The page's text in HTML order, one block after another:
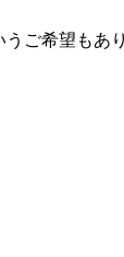
ご希望もあ